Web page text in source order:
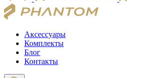
Аксессуары
Комплекты
Блог
Контакты